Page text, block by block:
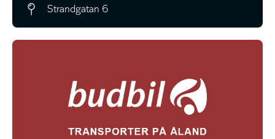
Strandgatan 6